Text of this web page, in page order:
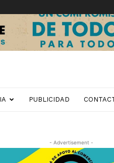
PUBLICIDAD
- Advertisement -